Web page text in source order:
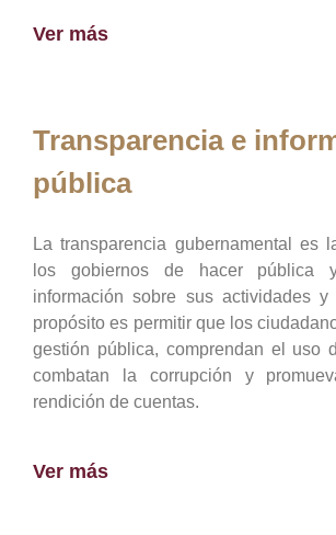
Ver más
Transparencia e
pública
La transparencia gubernamental es
los gobiernos de hacer pública
información sobre sus actividades y
propósito es permitir que los
gestión pública, comprendan el uso
combatan la corrupción y
rendición de cuentas.
Ver más